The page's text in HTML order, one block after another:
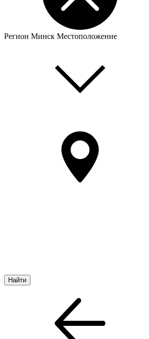
Регион Минск Местоположение